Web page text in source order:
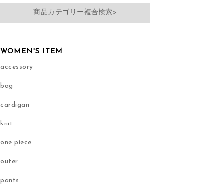
商品カテゴリー複合検索>
WOMEN'S ITEM
accessory
bag
cardigan
knit
one piece
outer
pants